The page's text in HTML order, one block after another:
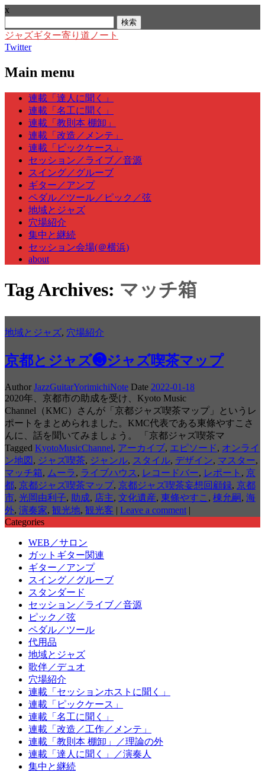
x
索:
ジャズギター寄り道ノート
Twitter
Main menu
Skip
content
連載「達人に聞く」
連載「名工に聞く」
連載「教則本 棚卸」
連載「改造／メンテ」
連載「ピックケース」
セッション／ライブ／音源
スイング／グルーブ
ギター／アンプ
ペダル／ツール／ピック／弦
地域とジャズ
穴場紹介
集中と継続
セッション会場(＠横浜)
about
Tag Archives: マッチ箱
地域とジャズ, 穴場紹介
京都とジャズ❸ジャズ喫茶マップ
Author JazzGuitarYorimichiNote Date 2022-01-18
2020年、京都市の助成を受け、Kyoto Music
Channel（KMC）さんが「京都ジャズ喫茶マップ」というレ
ポートをまとめられました。KMC代表である東條やすこさ
んに、話を聞いてみましょう。 「京都ジャズ喫茶マ
Tagged KyotoMusicChannel, アーカイブ, エピソード, オンライ
ン地図 , ジャズ喫茶, ジャンル, スタイル, デザイン, マスター,
マッチ箱, ムーラ, ライブハウス , レコードバー, レポート , 京
都, 京都ジャズ喫茶マップ, 京都ジャズ喫茶妄想回顧録, 京都
市, 光岡由利子, 助成, 店主, 文化遺産, 東條やすこ , 棟允嗣 , 海
外, 演奏家, 観光地, 観光客 | Leave a comment |
Categories
WEB／サロン
ガットギター関連
ギター／アンプ
スイング／グルーブ
スタンダード
セッション／ライブ／音源
ピック／弦
ペダル／ツール
代用品
地域とジャズ
歌伴／デュオ
穴場紹介
連載「セッションホストに聞く」
連載「ピックケース」
連載「名工に聞く」
連載「改造／工作／メンテ」
連載「教則本 棚卸」／理論の外
連載「達人に聞く」／演奏人
集中と継続